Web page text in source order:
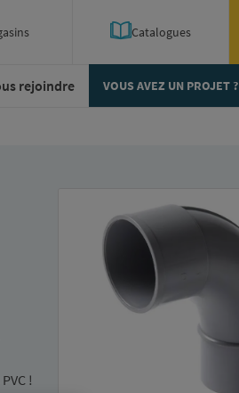
Catalogues
rejoindre VOUS AVEZ UN PROJET ?
!